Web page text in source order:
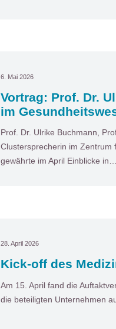
6. Mai 2026
Vortrag: Prof. Dr.
im
Prof. Dr. Ulrike Buchmann,
Clustersprecherin im Zentrum
gewährte im April Einblicke in…
28. April 2026
Kick-off des
Am 15. April fand die
die beteiligten Unternehmen